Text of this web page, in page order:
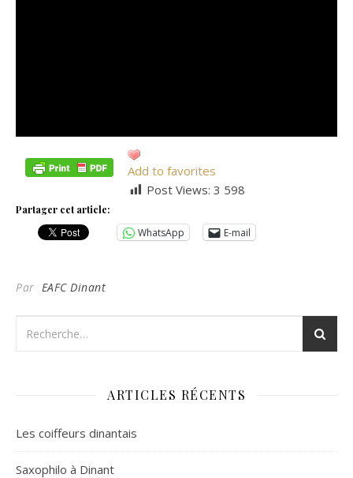
Add to favorites
Post Views: 3 598
Partager cet article:
WhatsApp E-mail
Par EAFC Dinant
ARTICLES RÉCENTS
Les coiffeurs dinantais
Saxophilo à Dinant